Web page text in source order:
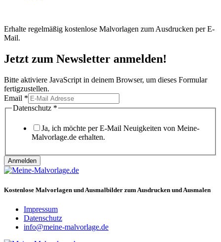
Erhalte regelmäßig kostenlose Malvorlagen zum Ausdrucken per E-
Mail.
Jetzt zum Newsletter anmelden!
Bitte aktiviere JavaScript in deinem Browser, um dieses Formular
fertigzustellen.
Email
Datenschutz
Email *
Datenschutz *
Ja, ich möchte per E-Mail Neuigkeiten von Meine-
Malvorlage.de erhalten.
Anmelden
Kostenlose Malvorlagen und Ausmalbilder zum Ausdrucken und Ausmalen
Impressum
Datenschutz
info@meine-malvorlage.de